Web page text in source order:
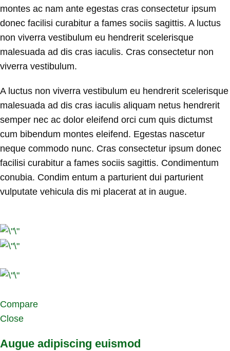
montes ac nam ante egestas cras consectetur ipsum
donec facilisi curabitur a fames sociis sagittis. A luctus
non viverra vestibulum eu hendrerit scelerisque
malesuada ad dis cras iaculis. Cras consectetur non
viverra vestibulum.
A luctus non viverra vestibulum eu hendrerit scelerisque
malesuada ad dis cras iaculis aliquam netus hendrerit
semper nec ac dolor eleifend orci cum quis dictumst
cum bibendum montes eleifend. Egestas nascetur
neque commodo nunc. Cras consectetur ipsum donec
facilisi curabitur a fames sociis sagittis. Condimentum
conubia. Condim entum a parturient dui parturient
vulputate vehicula dis mi placerat at in augue.
Compare
Close
Augue adipiscing euismod